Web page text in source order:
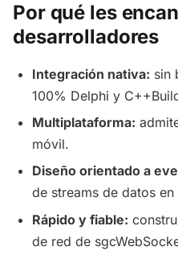
Por qué les
desarrolladores
Integración nativa: sin
100% Delphi y
Multiplataforma:
móvil.
Diseño orientado a
de streams de datos
Rápido y fiable:
de red de